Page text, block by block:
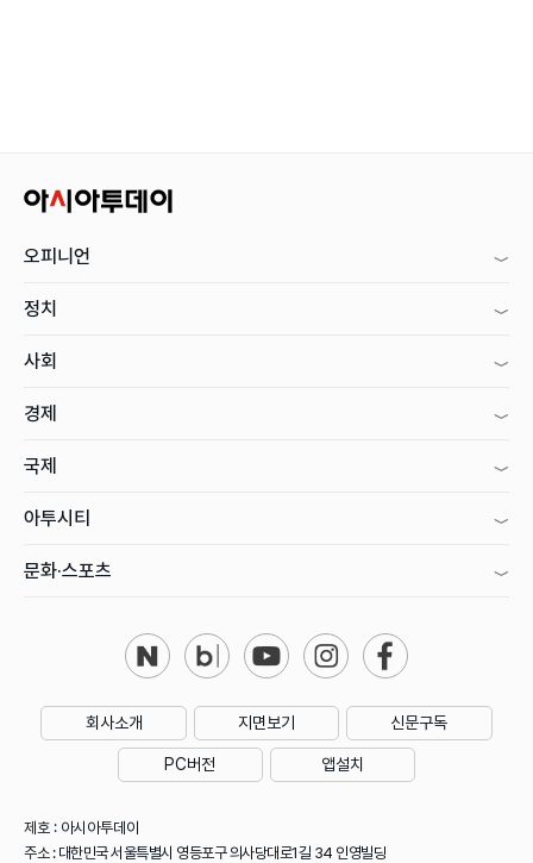
오피니언
정치
사회
경제
국제
아투시티
문화·스포츠
회사소개 지면보기 신문구독
PC버전 앱설치
제호 : 아시아투데이
주소 : 대한민국 서울특별시 영등포구 의사당대로1길 34 인영빌딩